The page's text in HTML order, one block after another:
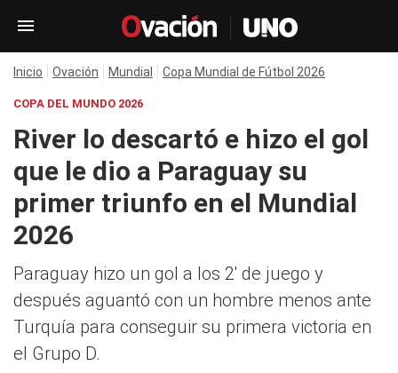
Inicio Ovación Mundial Copa Mundial de Fútbol 2026
COPA DEL MUNDO 2026
River lo descartó e hizo el gol
que le dio a Paraguay su
primer triunfo en el Mundial
2026
Paraguay hizo un gol a los 2' de juego y
después aguantó con un hombre menos ante
Turquía para conseguir su primera victoria en
el Grupo D.